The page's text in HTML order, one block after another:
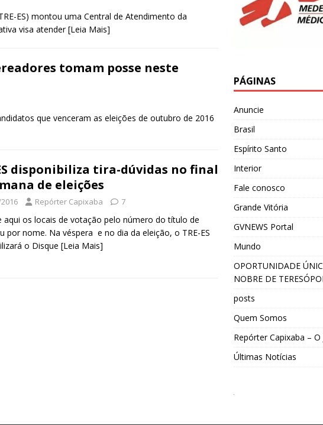
ES) montou uma Central de Atendimento da
visa atender[Leia Mais]
tomam posse neste
que venceram as eleições de outubro de 2016
disponibiliza tira-dúvidas no final
de eleições
Repórter Capixaba 7
aqui os locais de votação pelo número do título de
por nome. Na véspera e no dia da eleição, o TRE-ES
o Disque [Leia Mais]
PÁGINAS
Anuncie
Brasil
Espírito Santo
Interior
Fale conosco
Grande Vitória
GVNEWS Portal
Mundo
OPORTUNIDADE
NOBRE DE
posts
Quem Somos
Repórter Capixaba –
Últimas Notícias